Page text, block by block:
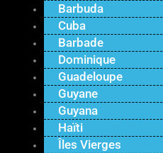
Barbuda
Cuba
Barbade
Dominique
Guadeloupe
Guyane
Guyana
Haïti
Îles Vierges